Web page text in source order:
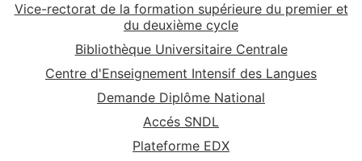
Vice-rectorat de la formation supérieure du premier et
du deuxième cycle
Bibliothèque Universitaire Centrale
Centre d'Enseignement Intensif des Langues
Demande Diplôme National
Accés SNDL
Plateforme EDX